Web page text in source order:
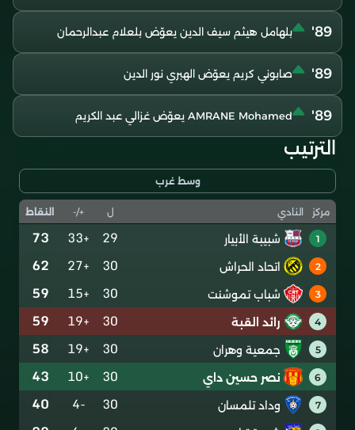
89' بلهامل هيثم سيف الدين يعوّض بلعلام عبدالرحمان
89' صابوني كريم يعوّض الهبري نور الدين
89' AMRANE Mohamed يعوّض غزالي عبد الكريم
الترتيب
وسط غرب
مركز النادي ل +/- النقاط
1 شبيبة الأبيار 29
+33
73
2 اتحاد الحراش 30
+27
62
3 شباب تموشنت 30
+15
59
4 رائد القبة 30
+19
59
5 جمعية وهران 30
+19
58
6 نصر حسين داي 30
+10
43
7 وداد تلمسان 30
-4
40